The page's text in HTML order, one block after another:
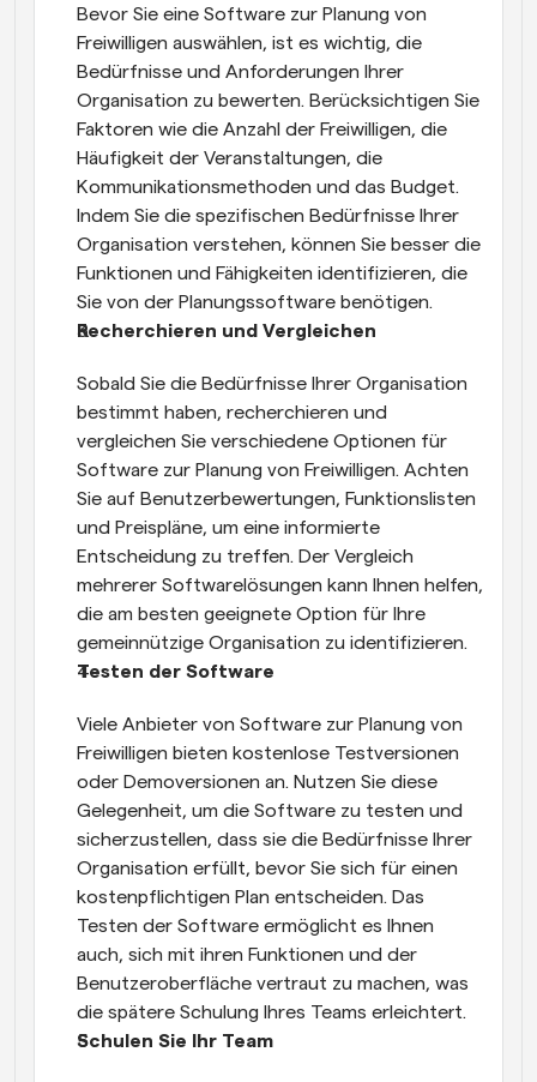
Bevor Sie eine Software zur Planung von
Freiwilligen auswählen, ist es wichtig, die
Bedürfnisse und Anforderungen Ihrer
Organisation zu bewerten. Berücksichtigen Sie
Faktoren wie die Anzahl der Freiwilligen, die
Häufigkeit der Veranstaltungen, die
Kommunikationsmethoden und das Budget.
Indem Sie die spezifischen Bedürfnisse Ihrer
Organisation verstehen, können Sie besser die
Funktionen und Fähigkeiten identifizieren, die
Sie von der Planungssoftware benötigen.
Recherchieren und Vergleichen
Sobald Sie die Bedürfnisse Ihrer Organisation
bestimmt haben, recherchieren und
vergleichen Sie verschiedene Optionen für
Software zur Planung von Freiwilligen. Achten
Sie auf Benutzerbewertungen, Funktionslisten
und Preispläne, um eine informierte
Entscheidung zu treffen. Der Vergleich
mehrerer Softwarelösungen kann Ihnen helfen,
die am besten geeignete Option für Ihre
gemeinnützige Organisation zu identifizieren.
Testen der Software
Viele Anbieter von Software zur Planung von
Freiwilligen bieten kostenlose Testversionen
oder Demoversionen an. Nutzen Sie diese
Gelegenheit, um die Software zu testen und
sicherzustellen, dass sie die Bedürfnisse Ihrer
Organisation erfüllt, bevor Sie sich für einen
kostenpflichtigen Plan entscheiden. Das
Testen der Software ermöglicht es Ihnen
auch, sich mit ihren Funktionen und der
Benutzeroberfläche vertraut zu machen, was
die spätere Schulung Ihres Teams erleichtert.
Schulen Sie Ihr Team